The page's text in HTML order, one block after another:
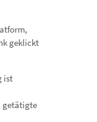
geklickt
ist
getätigte